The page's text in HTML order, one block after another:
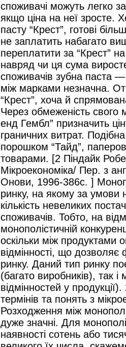
споживачі можуть легко
якщо ціна на неї зросте.
пасту “Крест”, готові
не заплатить набагато
переплатити за “Крест”
навряд чи ця сума
споживачів зубна паста
між марками незначна.
“Крест”, хоча й
Через обмеженість свого
енд Гембл” призначить
граничних витрат.
порошком “Тайд”,
товарами. [2 Піндайк
Мікроекономіка/ Пер. з
Онови, 1996-386с. ]
ринку, на якому за умови
кількість невеликих
споживачів. Тобто, на
монополістичній
оскільки між продуктами
відмінності, що
ринку. Даний тип ринку
(багато виробників), так і
відмінностей у
термінів та понять з
Розходження між
дуже значні. Для
наявності сотень або